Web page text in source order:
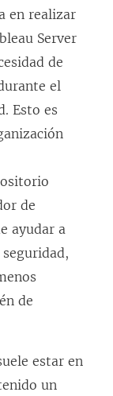
en realizar
Server
de
el
Esto es
de
ayudar a
de
estar en
un